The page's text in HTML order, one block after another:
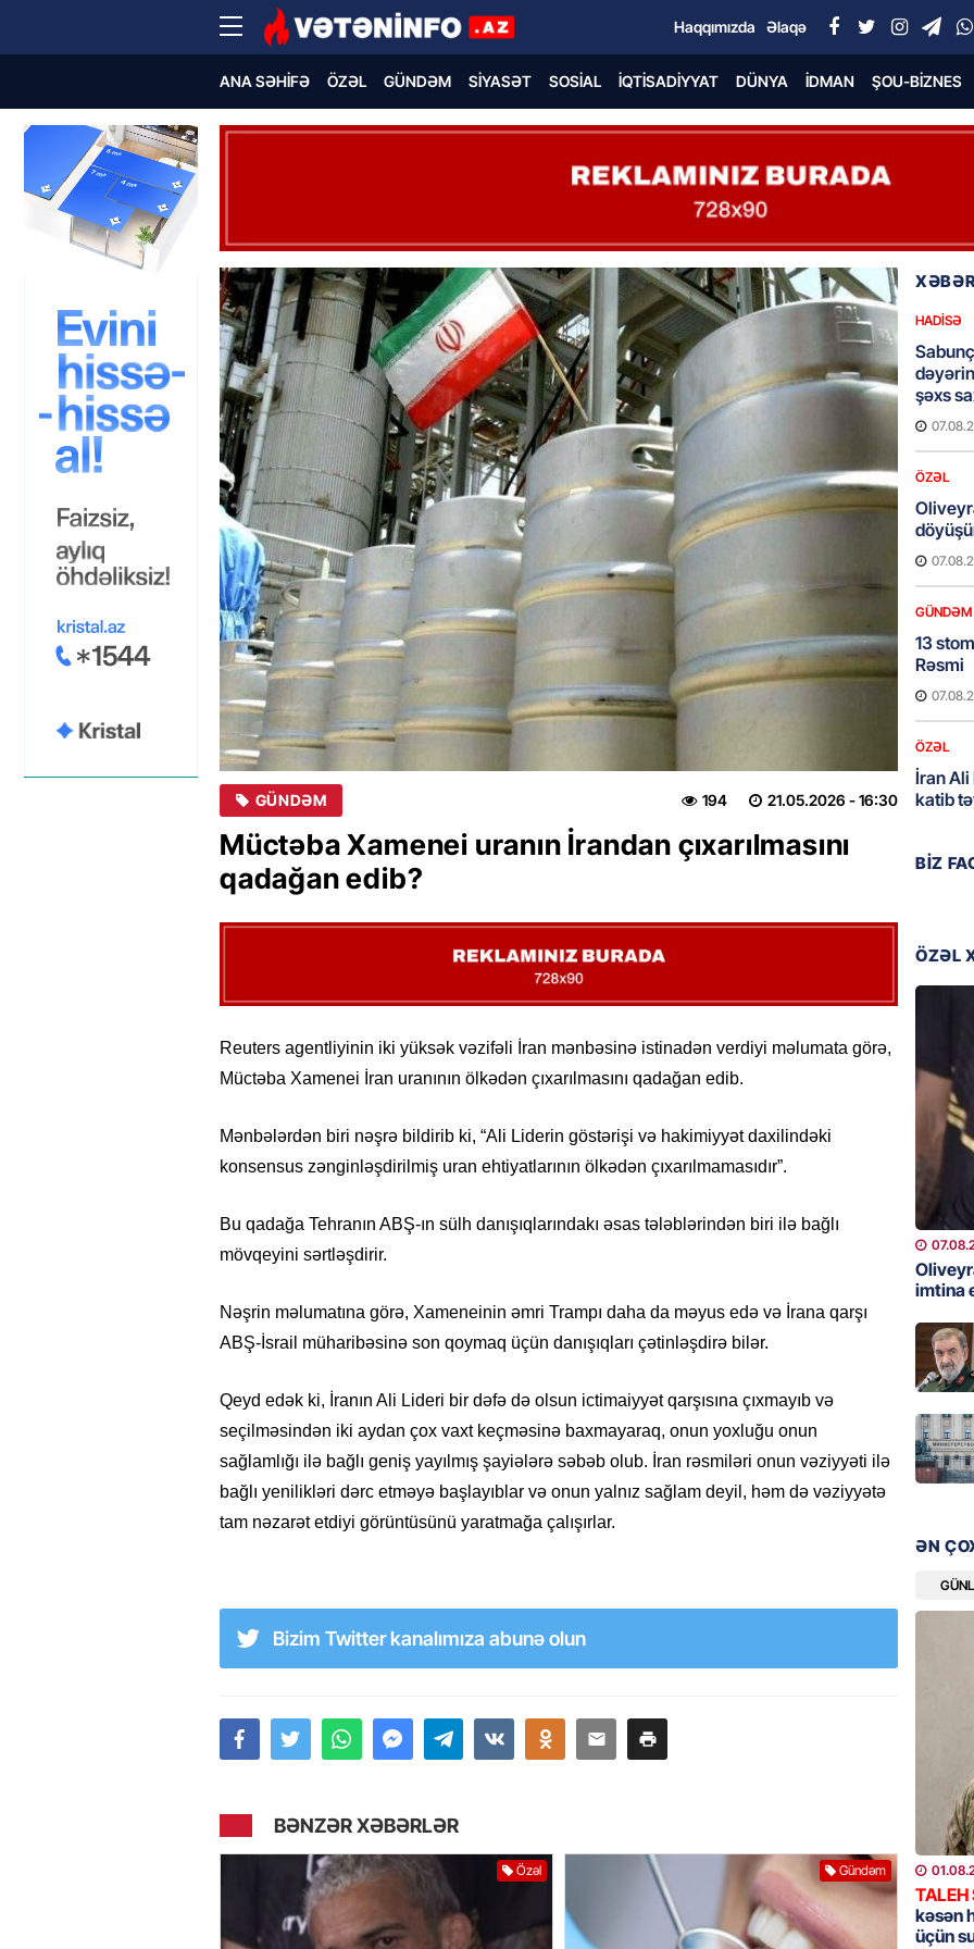
Haqqımızda Əlaqə
ANA SƏHIFƏ ÖZƏL GÜNDƏM SIYASƏT SOSIAL İQTISADIYYAT DÜNYA İDMAN ŞOU-BIZNES
GÜNDƏM 21.05.2026 - 16:30
194
Müctəba Xamenei uranın İrandan çıxarılmasını
qadağan edib?
Reuters agentliyinin iki yüksək vəzifəli İran mənbəsinə istinadən verdiyi məlumata görə,
Müctəba Xamenei İran uranının ölkədən çıxarılmasını qadağan edib.
Mənbələrdən biri nəşrə bildirib ki, “Ali Liderin göstərişi və hakimiyyət daxilindəki
konsensus zənginləşdirilmiş uran ehtiyatlarının ölkədən çıxarılmamasıdır”.
Bu qadağa Tehranın ABŞ-ın sülh danışıqlarındakı əsas tələblərindən biri ilə bağlı
mövqeyini sərtləşdirir.
Nəşrin məlumatına görə, Xameneinin əmri Trampı daha da məyus edə və İrana qarşı
ABŞ-İsrail müharibəsinə son qoymaq üçün danışıqları çətinləşdirə bilər.
Qeyd edək ki, İranın Ali Lideri bir dəfə də olsun ictimaiyyət qarşısına çıxmayıb və
seçilməsindən iki aydan çox vaxt keçməsinə baxmayaraq, onun yoxluğu onun
sağlamlığı ilə bağlı geniş yayılmış şayiələrə səbəb olub. İran rəsmiləri onun vəziyyəti ilə
bağlı yenilikləri dərc etməyə başlayıblar və onun yalnız sağlam deyil, həm də vəziyyətə
tam nəzarət etdiyi görüntüsünü yaratmağa çalışırlar.
Bizim Twitter kanalımıza abunə olun
BƏNZƏR XƏBƏRLƏR
Özəl Gündəm
HADISƏ
şəxs
ÖZƏL
GÜNDƏM
13
Rəsmi
ÖZƏL
İran Ali
katib
Ali
müəllif
MANŞET
BATIRDI
ÖZƏL
Husilər
ÖZƏL
MANŞET
Bu
BANNER
ABŞ
BIZ
ÖZƏL
imtina
ƏN
TALEH
kəsən
üçün